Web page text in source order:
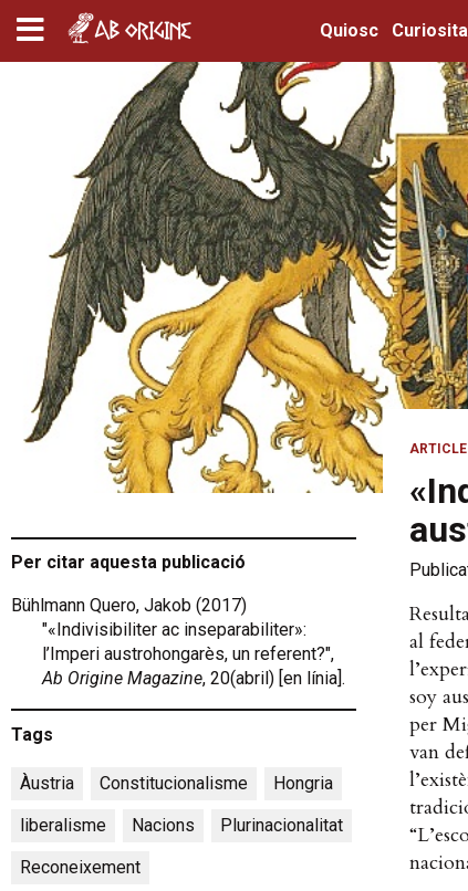
Quiosc
Per citar aquesta publicació
Bühlmann Quero, Jakob (2017)
"«Indivisibiliter ac inseparabiliter»:
l’Imperi austrohongarès, un referent?",
Ab Origine Magazine, 20(abril) [en línia].
Tags
Àustria Constitucionalisme Hongria
liberalisme
Nacions Plurinacionalitat
Reconeixement
ARTICLE
al
soy
per
van